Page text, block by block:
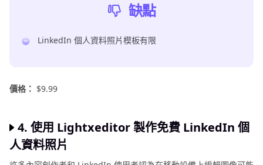
缺點
LinkedIn 個人資料照片模板有限
價格： $9.99
4. 使用 Lightxeditor 製作免費 LinkedIn 個
人資料照片